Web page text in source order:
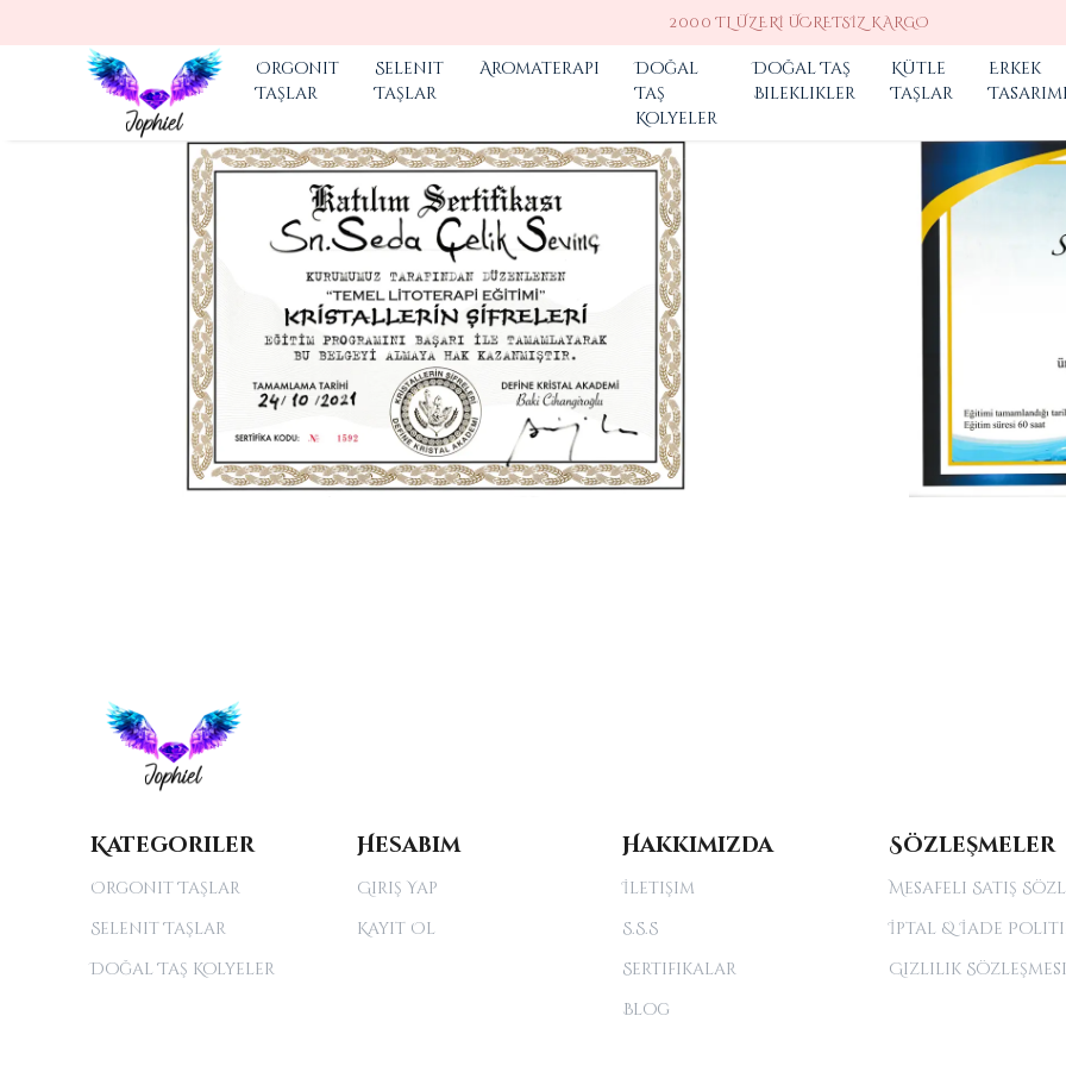
Orgonit
Taşlar
Selenit
Taşlar
Aromaterapi
Doğal
Taş
Kolyeler
Doğal Taş
Bileklikler
Kütle
Taşlar
Erkek
Kategoriler
Orgonit Taşlar
Selenit Taşlar
Doğal Taş Kolyeler
Hesabım
Giriş Yap
Kayıt Ol
Hakkımızda
İletişim
S.S.S
Sertifikalar
Blog
Sözleşmeler
Mesafeli Satış
İptal & İade
Gizlilik Sözleşmesi